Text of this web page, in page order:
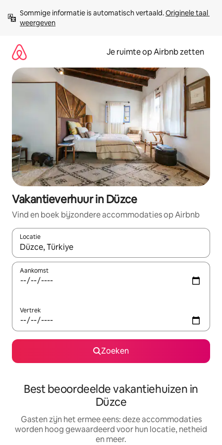
direct
naar
Sommige informatie is automatisch vertaald. Originele taal
weergeven
Je ruimte op Airbnb zetten
Vakantieverhuur in Düzce
Vind en boek bijzondere accommodaties op Airbnb
Locatie
Wanneer er suggesties beschikbaar zijn, maak je een keuze
Aankomst
Vertrek
Zoeken
Best beoordeelde vakantiehuizen in
Düzce
Gasten zijn het ermee eens: deze accommodaties
worden hoog gewaardeerd voor hun locatie, netheid
en meer.